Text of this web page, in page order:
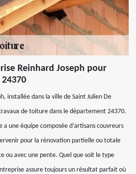
Reinhard Joseph pour
installée dans la ville de Saint Julien De
de toiture dans le département 24370.
une équipe composée d’artisans couvreurs
pour la rénovation partielle ou totale
ou avec une pente. Quel que soit le type
assure toujours un résultat parfait où